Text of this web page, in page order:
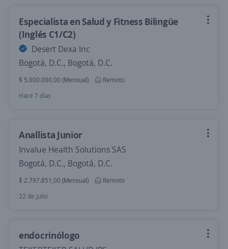
Especialista en Salud y Fitness Bilingüe
(Inglés C1/C2)
Desert Dexa Inc
Bogotá, D.C., Bogotá, D.C.
$ 5.000.000,00 (Mensual)
Remoto
Hace 7 días
Anallista Junior
Invalue Health Solutions SAS
Bogotá, D.C., Bogotá, D.C.
$ 2.797.851,00 (Mensual)
Remoto
22 de julio
endocrinólogo